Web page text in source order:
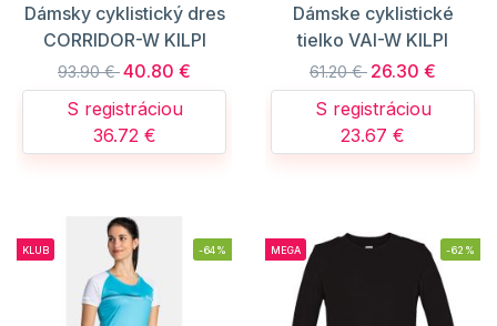
Dámsky cyklistický dres
CORRIDOR-W KILPI
93.90 €40.80 €
S registráciou
36.72 €
Dámske cyklistické
tielko VAI-W KILPI
61.20 € 26.30 €
S registráciou
23.67 €
KLUB -64% MEGA -62%